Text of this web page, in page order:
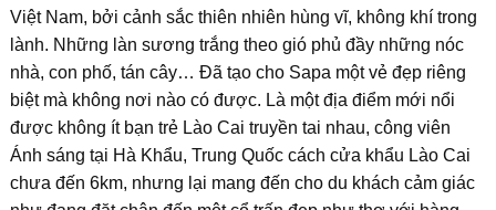
Việt Nam, bởi cảnh sắc thiên nhiên hùng vĩ, không khí trong
lành. Những làn sương trắng theo gió phủ đầy những nóc
nhà, con phố, tán cây… Đã tạo cho Sapa một vẻ đẹp riêng
biệt mà không nơi nào có được. Là một địa điểm mới nổi
được không ít bạn trẻ Lào Cai truyền tai nhau, công viên
Ánh sáng tại Hà Khẩu, Trung Quốc cách cửa khẩu Lào Cai
chưa đến 6km, nhưng lại mang đến cho du khách cảm giác